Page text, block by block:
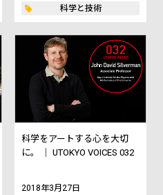
科学と技術
科学をアートする心を大切
に。 ｜ UTOKYO VOICES 032
2018年3月27日